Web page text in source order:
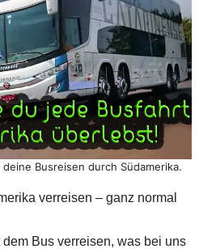
Busreisen durch Südamerika.
verreisen – ganz normal
Bus verreisen, was bei uns